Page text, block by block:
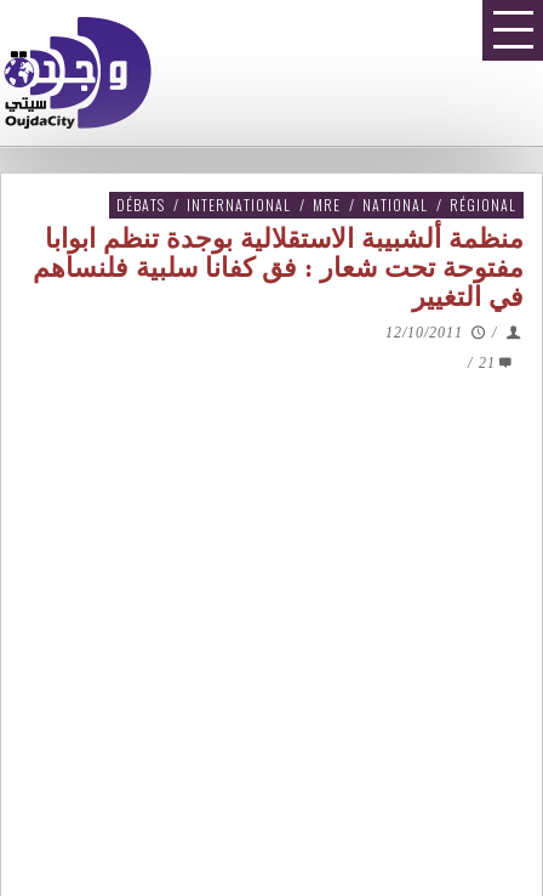
DÉBATS / INTERNATIONAL / MRE / NATIONAL / RÉGIONAL
منظمة ألشبيبة الاستقلالية بوجدة تنظم ابوابا
مفتوحة تحت شعار : فق كفانا سلبية فلنساهم
في التغيير
/
12/10/2011
21
/